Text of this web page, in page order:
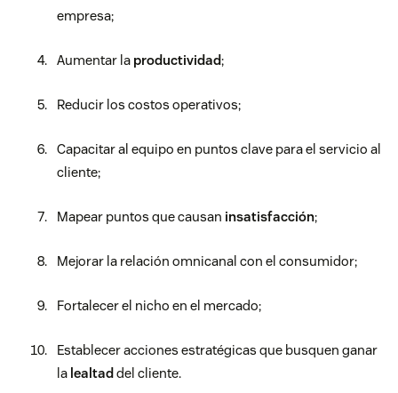
empresa;
Aumentar la productividad;
Reducir los costos operativos;
Capacitar al equipo en puntos clave para el servicio al
cliente;
Mapear puntos que causan insatisfacción;
Mejorar la relación omnicanal con el consumidor;
Fortalecer el nicho en el mercado;
Establecer acciones estratégicas que busquen ganar
la lealtad del cliente.